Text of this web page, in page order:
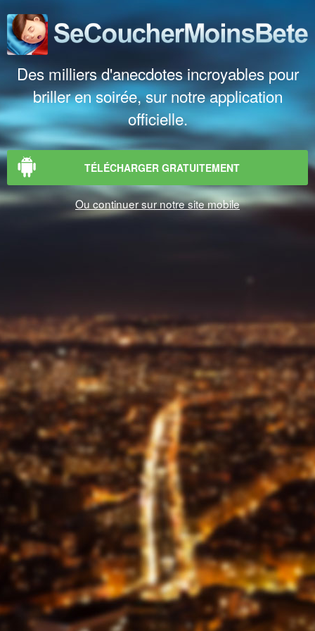
Des milliers d'anecdotes incroyables pour
briller en soirée, sur notre application
officielle.
TÉLÉCHARGER GRATUITEMENT
Ou continuer sur notre site mobile